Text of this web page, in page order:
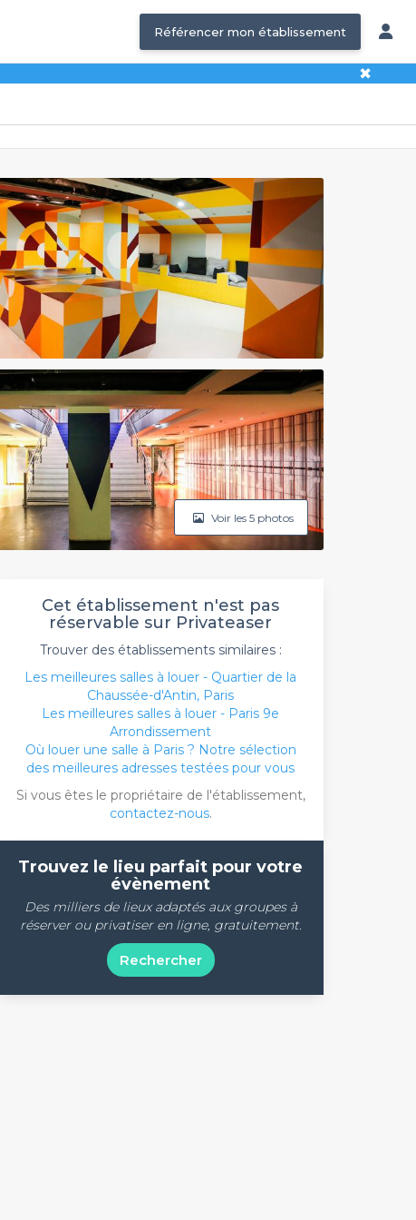
Référencer mon établissement
✖
Voir les 5 photos
Cet établissement n'est pas
réservable sur Privateaser
Trouver des établissements similaires :
Les meilleures salles à louer - Quartier de la
Chaussée-d'Antin, Paris
Les meilleures salles à louer - Paris 9e
Arrondissement
Où louer une salle à Paris ? Notre sélection
des meilleures adresses testées pour vous
Si vous êtes le propriétaire de l'établissement,
contactez-nous.
Trouvez le lieu parfait pour votre
évènement
Des milliers de lieux adaptés aux groupes à
réserver ou privatiser en ligne, gratuitement.
Rechercher